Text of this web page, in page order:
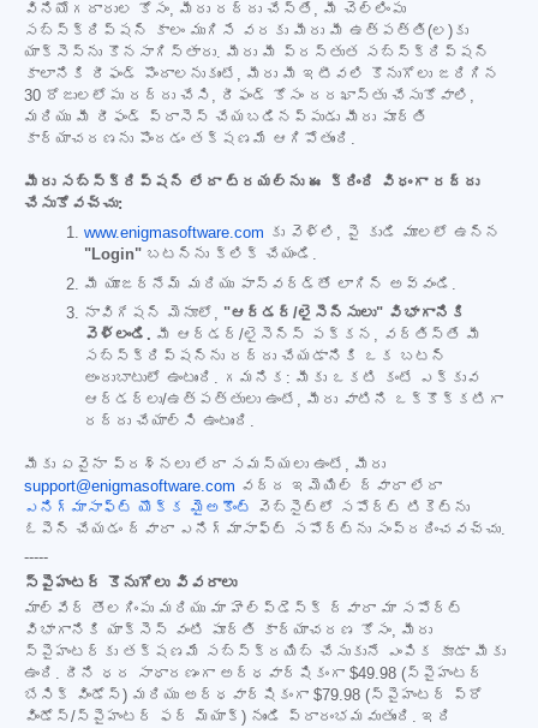
వినియోగదారుల కోసం, మీరు రద్దు చేస్తే, మీ చెల్లింపు
సబ్‌స్క్రిప్షన్ కాలం ముగిసే వరకు మీరు మీ ఉత్పత్తి(ల)కు
యాక్సెస్‌ను కొనసాగిస్తారు. మీరు మీ ప్రస్తుత సబ్‌స్క్రిప్షన్
కాలానికి రీఫండ్ పొందాలనుకుంటే, మీరు మీ ఇటీవలి కొనుగోలు జరిగిన
30 రోజులలోపు రద్దు చేసి, రీఫండ్ కోసం దరఖాస్తు చేసుకోవాలి,
మరియు మీ రీఫండ్ ప్రాసెస్ చేయబడినప్పుడు మీరు పూర్తి
కార్యాచరణను పొందడం తక్షణమే ఆగిపోతుంది.
మీరు సబ్‌స్క్రిప్షన్ లేదా ట్రయల్‌ను ఈ క్రింది విధంగా రద్దు
చేసుకోవచ్చు:
www.enigmasoftware.com కు వెళ్లి, పై కుడి మూలలో ఉన్న
"Login" బటన్‌ను క్లిక్ చేయండి.
మీ యూజర్‌నేమ్ మరియు పాస్‌వర్డ్‌తో లాగిన్ అవ్వండి.
నావిగేషన్ మెనూలో, "ఆర్డర్/లైసెన్సులు" విభాగానికి
వెళ్లండి. మీ ఆర్డర్/లైసెన్స్ పక్కన, వర్తిస్తే మీ
సబ్‌స్క్రిప్షన్‌ను రద్దు చేయడానికి ఒక బటన్
అందుబాటులో ఉంటుంది. గమనిక: మీకు ఒకటి కంటే ఎక్కువ
ఆర్డర్‌లు/ఉత్పత్తులు ఉంటే, మీరు వాటిని ఒక్కొక్కటిగా
రద్దు చేయాల్సి ఉంటుంది.
మీకు ఏవైనా ప్రశ్నలు లేదా సమస్యలు ఉంటే, మీరు
support@enigmasoftware.com వద్ద ఇమెయిల్ ద్వారా లేదా
ఎనిగ్మాసాఫ్ట్ యొక్క మైఅకౌంట్
వెబ్‌సైట్‌లో సపోర్ట్ టికెట్‌ను
ఓపెన్ చేయడం ద్వారా ఎనిగ్మాసాఫ్ట్ సపోర్ట్‌ను సంప్రదించవచ్చు.
-----
స్పైహంటర్ కొనుగోలు వివరాలు
మాల్‌వేర్ తొలగింపు మరియు మా హెల్ప్‌డెస్క్ ద్వారా మా సపోర్ట్
విభాగానికి యాక్సెస్ వంటి పూర్తి కార్యాచరణ కోసం, మీరు
స్పైహంటర్‌కు తక్షణమే సబ్‌స్క్రయిబ్ చేసుకునే ఎంపిక కూడా మీకు
ఉంది. దీని ధర సాధారణంగా అర్ధవార్షికంగా $49.98 (స్పైహంటర్
బేసిక్ విండోస్) మరియు అర్ధవార్షికంగా $79.98 (స్పైహంటర్ ప్రో
విండోస్/స్పైహంటర్ ఫర్ మ్యాక్) నుండి ప్రారంభమవుతుంది. ఇది